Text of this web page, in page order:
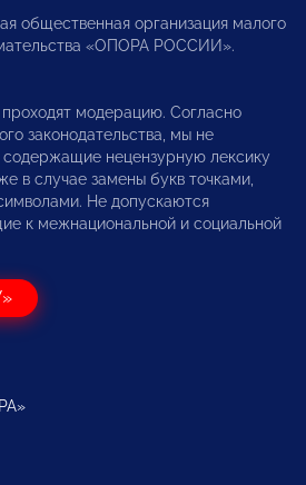
общественная организация малого
«ОПОРА РОССИИ».
модерацию. Согласно
законодательства, мы не
нецензурную лексику
в случае замены букв точками,
Не допускаются
к межнациональной и социальной